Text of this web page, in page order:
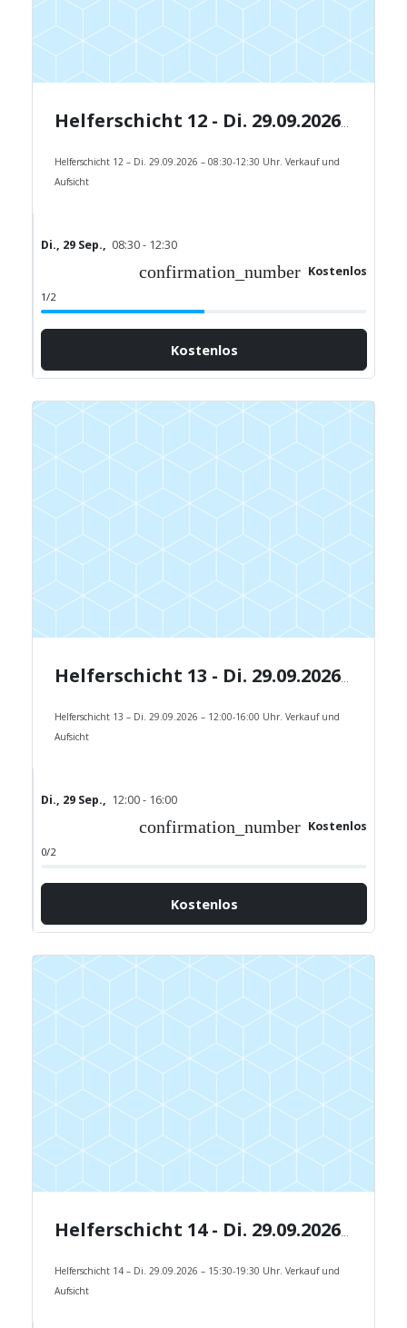
Helferschicht 12 – Di. 29.09.2026 – 08:30-12:30 Uhr. Verkauf und
Aufsicht
Di., 29 Sep., 08:30 - 12:30
confirmation_number Kostenlos
1/2
Kostenlos
Helferschicht 13 – Di. 29.09.2026 – 12:00-16:00 Uhr. Verkauf und
Aufsicht
Di., 29 Sep., 12:00 - 16:00
confirmation_number Kostenlos
0/2
Kostenlos
Helferschicht 14 - Di. 29.09.2026 - 15:30-19:30 Uhr.
Helferschicht 14 – Di. 29.09.2026 – 15:30-19:30 Uhr. Verkauf und
Aufsicht